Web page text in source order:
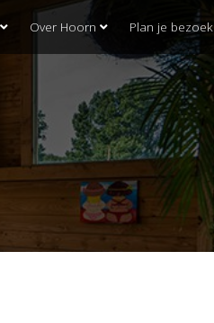
Over Hoorn Plan je bezoek